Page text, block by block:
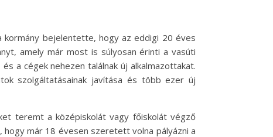
kormány bejelentette, hogy az eddigi 20 éves
amely már most is súlyosan érinti a vasúti
a cégek nehezen találnak új alkalmazottakat.
szolgáltatásainak javítása és több ezer új
teremt a középiskolát vagy főiskolát végző
már 18 évesen szeretett volna pályázni a